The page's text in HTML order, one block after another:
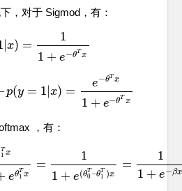
对于 Sigmod，有：
x) =
1
1 + e−θT x
1|x) =11 +e−θTx
p(y = 1 |x) =
e−θT x
1 + e−θT x
(y=1| x)=e −θT x1 +e−θTx
，有：
T
1 x
eθT
1 x
=
1
1 + e(θT
0 –θT
1 )x
=
1
1 + e−βx
x+eθ1 Tx =11+e(θ0T–θ1T x= 11+e−βx